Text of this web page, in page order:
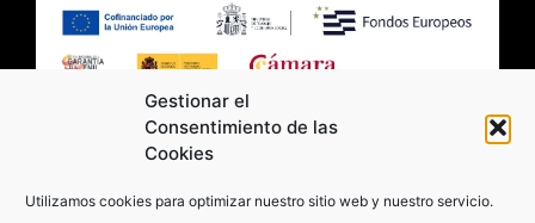
Gestionar el
Consentimiento de las
Cookies
Utilizamos cookies para optimizar nuestro sitio web y nuestro servicio.
2026 Moviltick technologies. Todos los